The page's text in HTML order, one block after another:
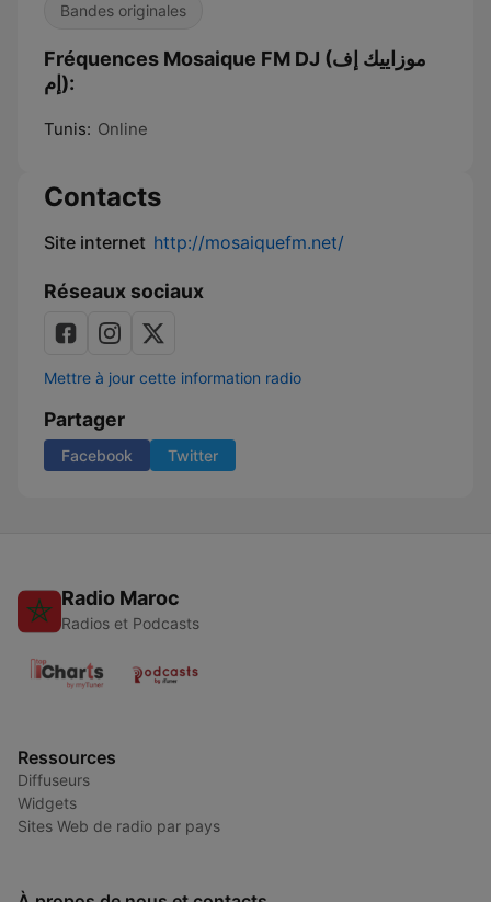
Bandes originales
Fréquences Mosaique FM DJ (موزاييك إف
إم):
Tunis: Online
Contacts
Site internet http://mosaiquefm.net/
Réseaux sociaux
Mettre à jour cette information radio
Partager
Facebook Twitter
Radio Maroc
Radios et Podcasts
Ressources
Diffuseurs
Widgets
Sites Web de radio par pays